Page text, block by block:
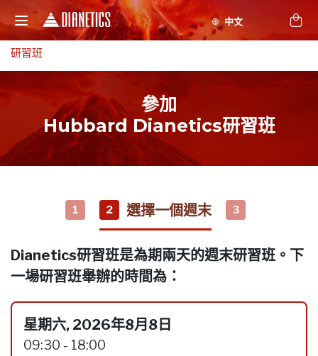
研習班
參加
Hubbard Dianetics研習班
1 2 選擇一個週末 3
Dianetics研習班是為期兩天的週末研習班。下
一場研習班舉辦的時間為：
星期六, 2026年8月8日
09:30 - 18:00